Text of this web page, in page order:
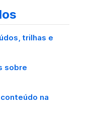
trilhas e
sobre
na